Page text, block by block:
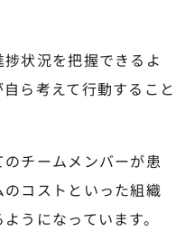
状況を把握できるよ
ら考えて行動すること
チームメンバーが患
コストといった組織
うになっています。